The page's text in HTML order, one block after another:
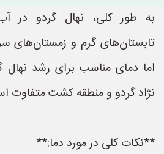
به طور کلی، نهال گردو در
تابستان‌های گرم و زمستان‌های
اما دمای مناسب برای رشد نهال
نژاد گردو و منطقه کشت متفاوت
**نکات کلی در مورد دما:**